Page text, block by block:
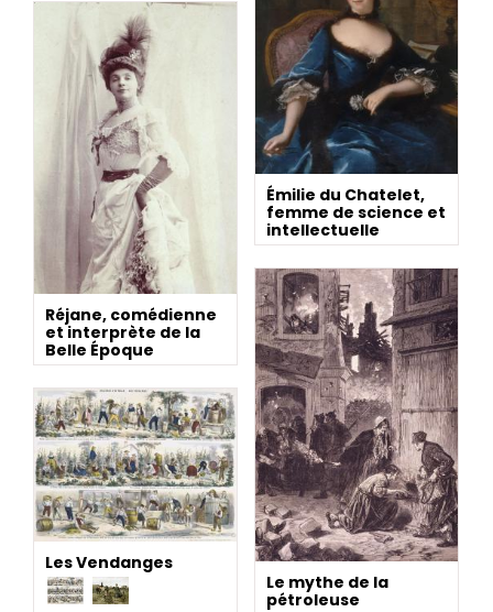
Émilie du Chatelet,
femme de science et
intellectuelle
Réjane, comédienne
et interprète de la
Belle Époque
Le mythe de la
pétroleuse
Les Vendanges